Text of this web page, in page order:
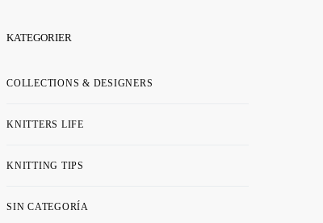
KATEGORIER
COLLECTIONS & DESIGNERS
KNITTERS LIFE
KNITTING TIPS
SIN CATEGORÍA